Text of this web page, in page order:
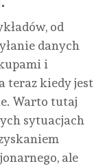
od
danych
i
teraz kiedy jest
Warto tutaj
sytuacjach
ale